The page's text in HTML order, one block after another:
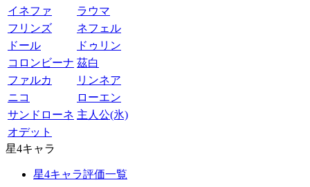
イネファ
ラウマ
フリンズ
ネフェル
ドール
ドゥリン
コロンビーナ 茲白
ファルカ
リンネア
ニコ
ローエン
サンドローネ 主人公(氷)
オデット
星4キャラ
星4キャラ評価一覧